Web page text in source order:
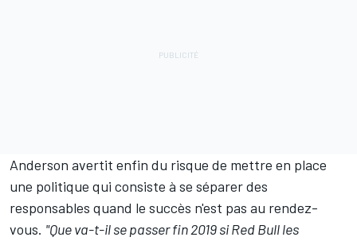
Anderson avertit enfin du risque de mettre en place
une politique qui consiste à se séparer des
responsables quand le succès n'est pas au rendez-
vous. "Que va-t-il se passer fin 2019 si Red Bull les